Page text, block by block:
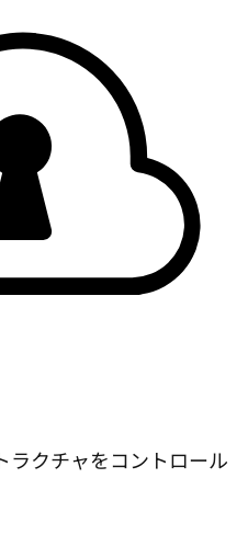
ラクチャをコントロール